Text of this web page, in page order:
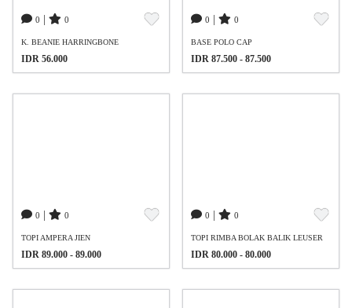
0 0
K. BEANIE HARRINGBONE
IDR 56.000
0 0
BASE POLO CAP
IDR 87.500 - 87.500
0 0
TOPI AMPERA JIEN
IDR 89.000 - 89.000
0 0
TOPI RIMBA BOLAK BALIK LEUSER
IDR 80.000 - 80.000